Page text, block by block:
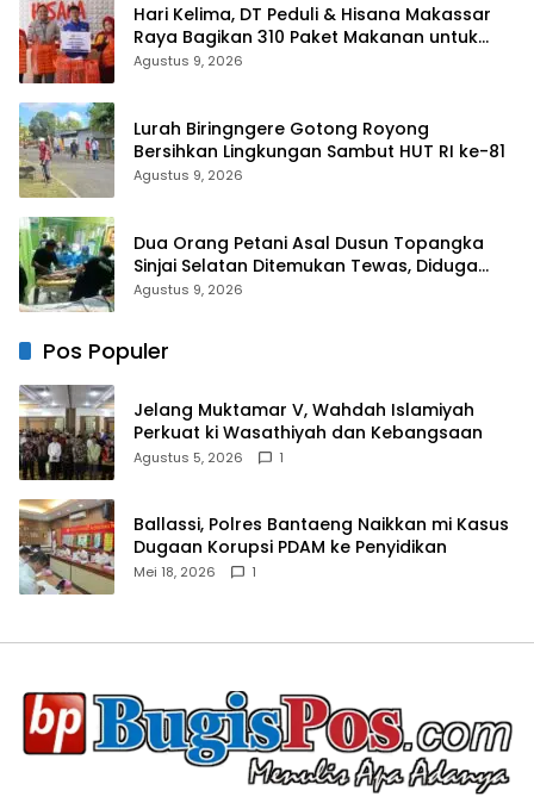
Hari Kelima, DT Peduli & Hisana Makassar
Raya Bagikan 310 Paket Makanan untuk
Korban Kebakaran Tallo
Agustus 9, 2026
Lurah Biringngere Gotong Royong
Bersihkan Lingkungan Sambut HUT RI ke-81
Agustus 9, 2026
Dua Orang Petani Asal Dusun Topangka
Sinjai Selatan Ditemukan Tewas, Diduga
“Kennaki Strom Kasian”
Agustus 9, 2026
Pos Populer
Jelang Muktamar V, Wahdah Islamiyah
Perkuat ki Wasathiyah dan Kebangsaan
Agustus 5, 2026 1
Ballassi, Polres Bantaeng Naikkan mi Kasus
Dugaan Korupsi PDAM ke Penyidikan
Mei 18, 2026 1